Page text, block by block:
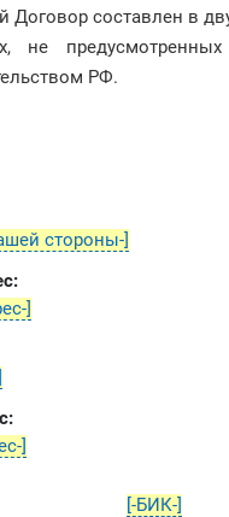
Договор составлен в
не
РФ.
стороны-]
]
]
[-БИК-]